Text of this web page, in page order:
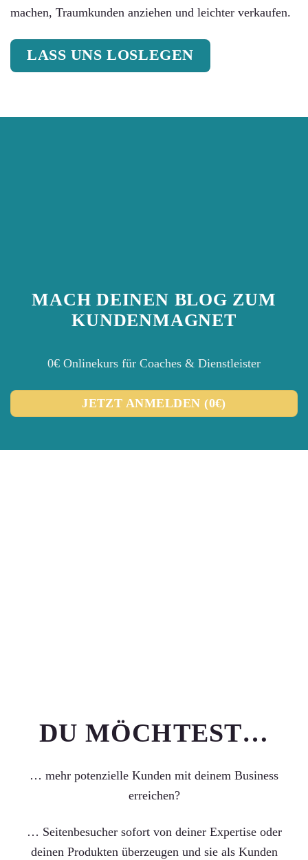
machen, Traumkunden anziehen und leichter verkaufen.
LASS UNS LOSLEGEN
MACH DEINEN BLOG ZUM
KUNDENMAGNET
0€ Onlinekurs für Coaches & Dienstleister
JETZT ANMELDEN (0€)
DU MÖCHTEST…
… mehr potenzielle Kunden mit deinem Business
erreichen?
… Seitenbesucher sofort von deiner Expertise oder
deinen Produkten überzeugen und sie als Kunden